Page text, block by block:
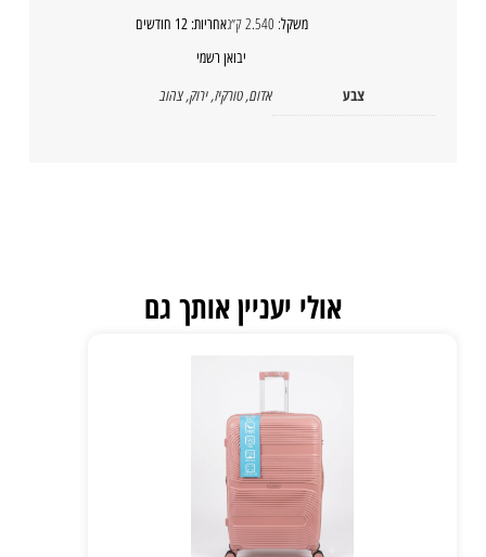
משקל: 2.540 ק״ג
אחריות: 12 חודשים
יבואן רשמי
צבע אדום,טורקיז,ירוק,צהוב
אולי יעניין אותך גם